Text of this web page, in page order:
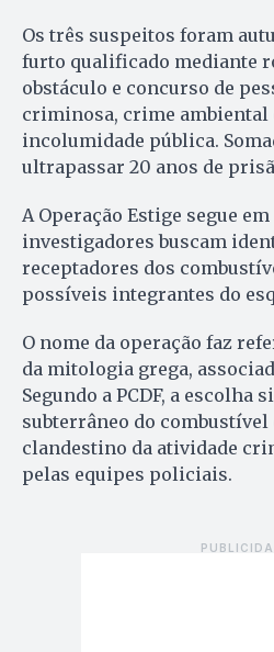
Os três suspeitos foram
furto qualificado mediante
obstáculo e concurso de
criminosa, crime ambiental
incolumidade pública.
ultrapassar 20 anos de
A Operação Estige segue
investigadores buscam
receptadores dos
possíveis integrantes do
O nome da operação faz
da mitologia grega,
Segundo a PCDF, a escolha
subterrâneo do combustível
clandestino da atividade
pelas equipes policiais.